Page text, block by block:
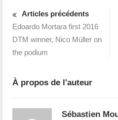
Articles précédents
Edoardo Mortara first 2016
DTM winner, Nico Müller on
the podium
À propos de l'auteur
Sébastien